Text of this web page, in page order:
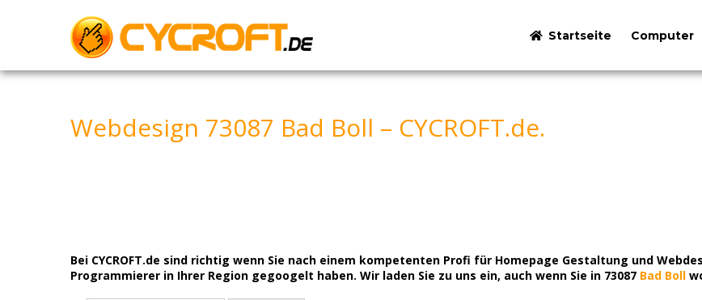
Startseite Computer
Webdesign 73087 Bad Boll – CYCROFT.de.
Bei CYCROFT.de sind richtig wenn Sie nach einem kompetenten Profi für Homepage Gestaltung und
Programmierer in Ihrer Region gegoogelt haben. Wir laden Sie zu uns ein, auch wenn Sie in 73087 Bad Boll